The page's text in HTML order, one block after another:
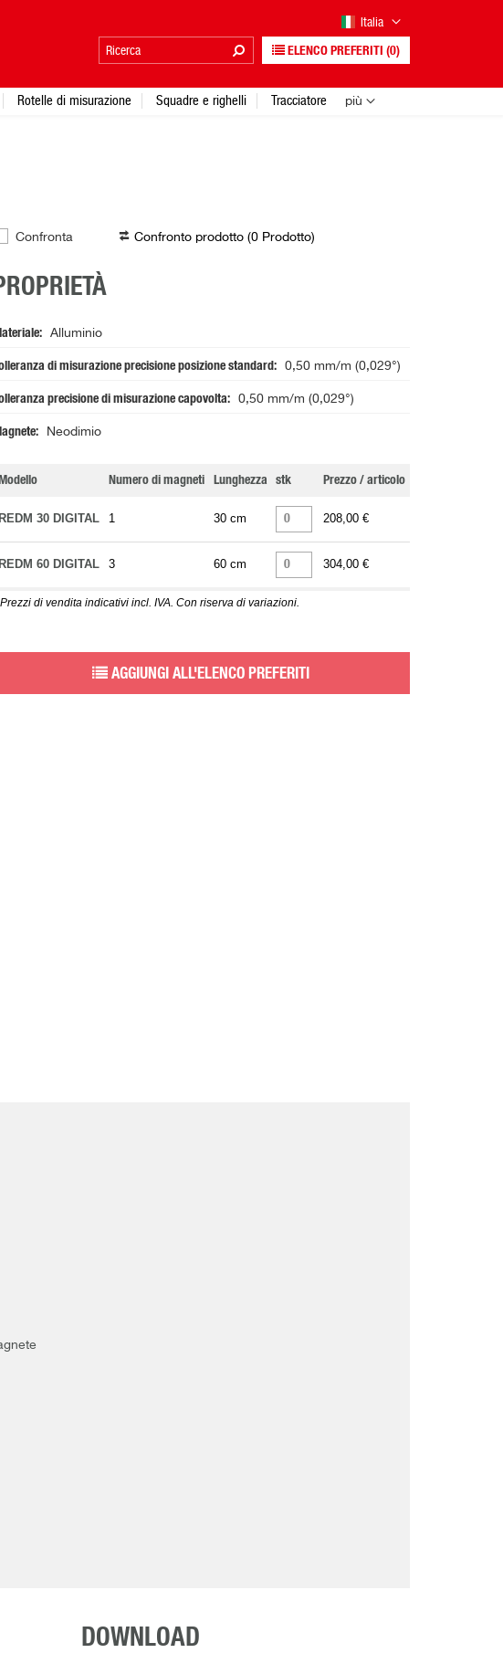
Confronta Confronto prodotto (0 Prodotto)
Alluminio
di misurazione precisione posizione standard 0,50 mm/m (0,029°)
precisione di misurazione capovolta 0,50 mm/m (0,029°)
Neodimio
Modello Numero di magneti Lunghezza stk Prezzo / articolo
REDM 30 DIGITAL 1 30 cm 208,00 €
REDM 60 DIGITAL 3 60 cm 304,00 €
Prezzi di vendita indicativi incl. IVA. Con riserva di variazioni.
AGGIUNGI ALL'ELENCO PREFERITI
DOWNLOAD
Italia
ELENCO PREFERITI (0)
Rotelle di misurazione Squadre e righelli Tracciatore più